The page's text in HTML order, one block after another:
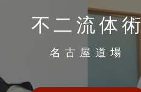
不二流体術
名古屋道場